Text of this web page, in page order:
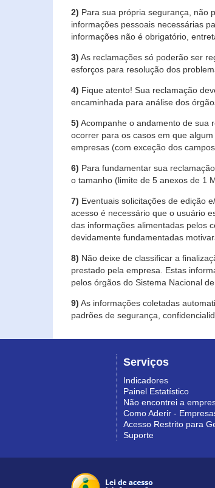
2) Para sua própria segurança, não
informações pessoais necessárias
informações não é obrigatório,
3) As reclamações só poderão ser
esforços para resolução dos
4) Fique atento! Sua reclamação
encaminhada para análise dos
5) Acompanhe o andamento de sua
ocorrer para os casos em que
empresas (com exceção dos
6) Para fundamentar sua
o tamanho (limite de 5 anexos de 1
7) Eventuais solicitações de edição
acesso é necessário que o usuário
das informações alimentadas pelos
devidamente fundamentadas
8) Não deixe de classificar a
prestado pela empresa. Estas
pelos órgãos do Sistema Nacional
9) As informações coletadas
padrões de segurança,
Serviços
Indicadores
Painel Estatístico
Não encontrei a
Como Aderir -
Acesso Restrito para
Suporte